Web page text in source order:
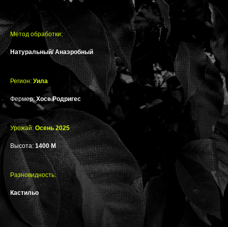
Метод обработки:
Натуральный/ Анаэробный
Регион: Уила
Фермер:Хосе Родригес
Урожай:Осень 2025
Высота:1400 М
Разновидность:
Кастильо